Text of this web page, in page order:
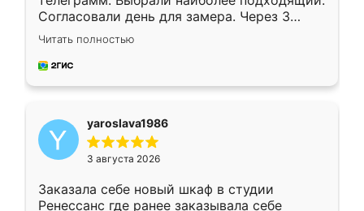
Согласовали день для замера. Через 3
недели кухня была уже готова. Остались
довольны работой. Спасибо Ренессанс
мебель за качественную работу!
Читать полностью
yaroslava1986
3 августа 2026
Заказала себе новый шкаф в студии
Ренессанс где ранее заказывала себе